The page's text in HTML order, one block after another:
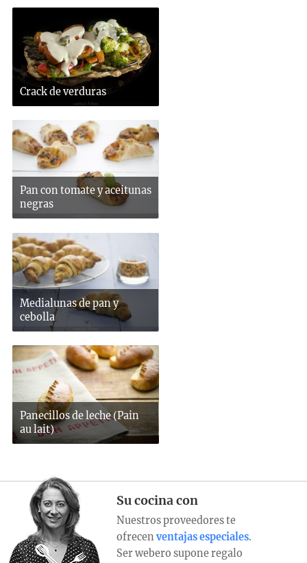
Crack de verduras
Pan con tomate y aceitunas
negras
Medialunas de pan y
cebolla
Panecillos de leche (Pain
au lait)
Su cocina con
Nuestros proveedores te
ofrecen ventajas especiales.
Ser webero supone regalo